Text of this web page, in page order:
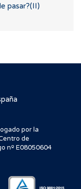
pasar?(II)
por la
de
nº E08050604